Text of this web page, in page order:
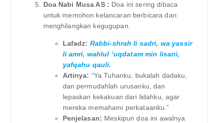
Doa Nabi Musa AS : Doa ini sering dibaca
untuk memohon kelancaran berbicara dan
menghilangkan kegugupan.
Lafadz: Rabbi-shrah li sadri, wa yassir
li amri, wahlul ‘uqdatam min lisani,
yafqahu qauli.
Artinya: “Ya Tuhanku, bukalah dadaku,
dan permudahlah urusanku, dan
lepaskan kekakuan dari lidahku, agar
mereka memahami perkataanku.”
Penjelasan: Meskipun doa ini awalnya